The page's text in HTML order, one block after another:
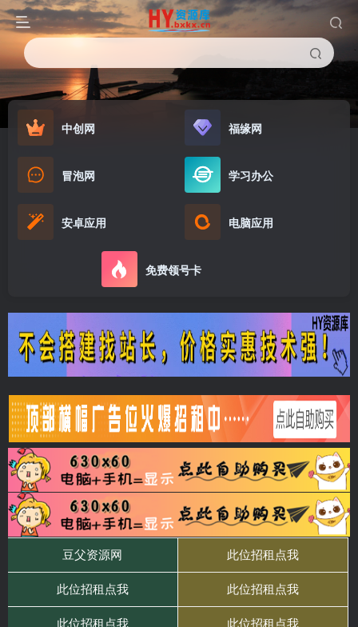
中创网 福缘网
冒泡网 学习办公
安卓应用 电脑应用
免费领号卡